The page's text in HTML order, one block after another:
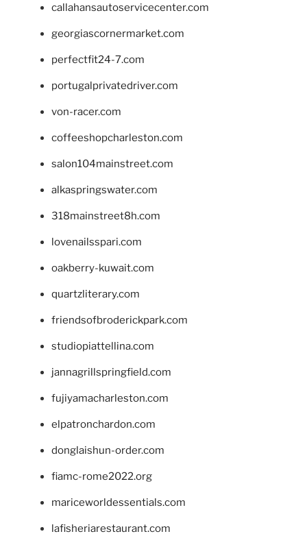
callahansautoservicecenter.com
georgiascornermarket.com
perfectfit24-7.com
portugalprivatedriver.com
von-racer.com
coffeeshopcharleston.com
salon104mainstreet.com
alkaspringswater.com
318mainstreet8h.com
lovenailsspari.com
oakberry-kuwait.com
quartzliterary.com
friendsofbroderickpark.com
studiopiattellina.com
jannagrillspringfield.com
fujiyamacharleston.com
elpatronchardon.com
donglaishun-order.com
fiamc-rome2022.org
mariceworldessentials.com
lafisheriarestaurant.com